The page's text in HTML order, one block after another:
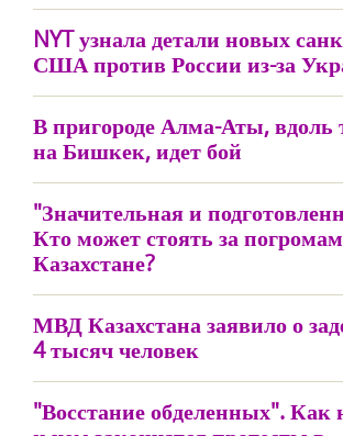
NYT узнала детали новых
США против России из-за
В пригороде Алма-Аты, вдоль
на Бишкек, идет бой
"Значительная и
Кто может стоять за
Казахстане?
МВД Казахстана заявило о
4 тысяч человек
"Восстание обделенных". Как